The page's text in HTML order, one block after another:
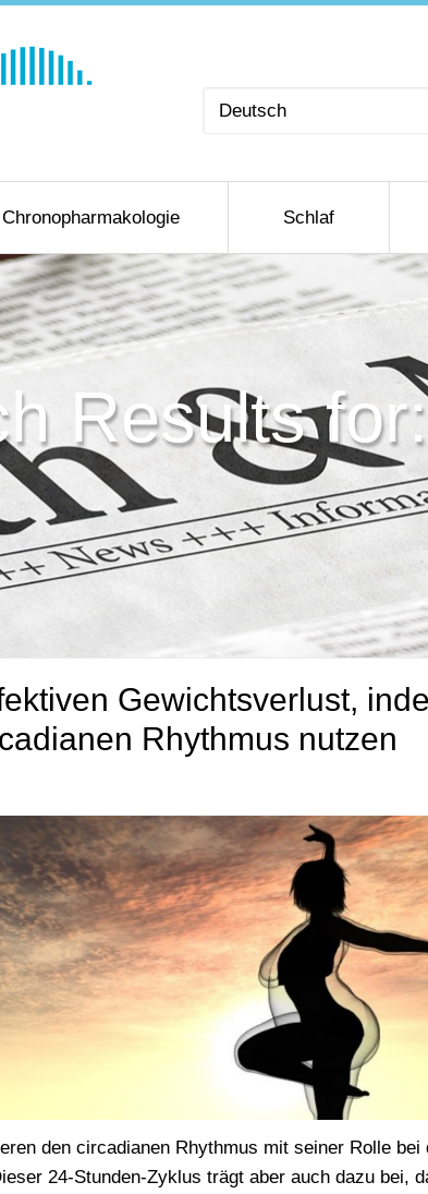
Sprache
Chronopharmakologie Schlaf
Results
Gewichtsverlust,
Rhythmus nutzen
den circadianen Rhythmus mit seiner Rolle bei
24-Stunden-Zyklus trägt aber auch dazu bei,